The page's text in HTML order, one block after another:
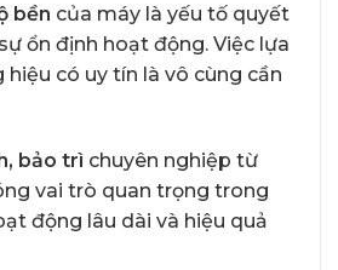
bền của máy là yếu tố quyết
ổn định hoạt động. Việc lựa
hiệu có uy tín là vô cùng cần
bảo trì chuyên nghiệp từ
vai trò quan trọng trong
động lâu dài và hiệu quả